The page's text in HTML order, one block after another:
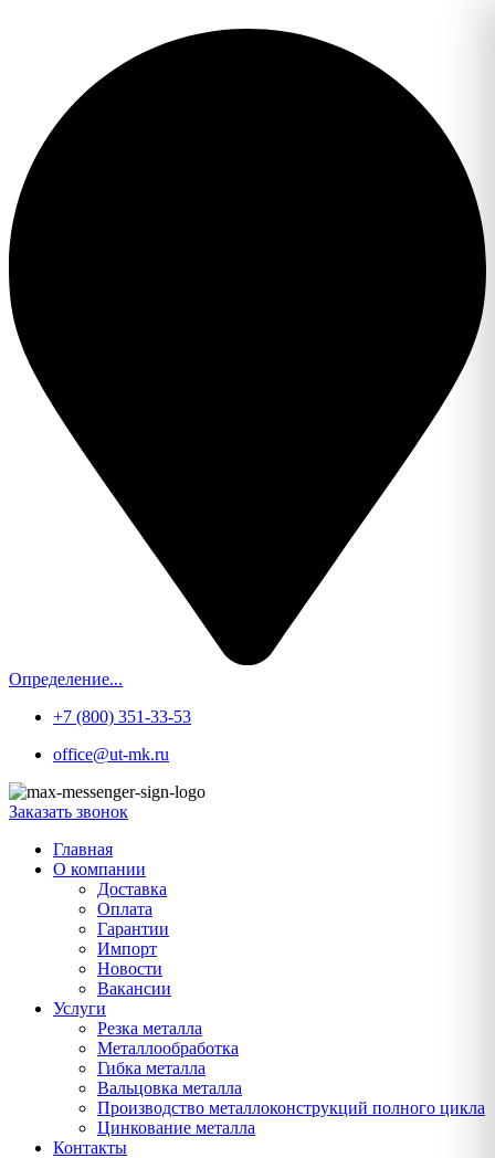
Определение...
+7 (800) 351-33-53
office@ut-mk.ru
Заказать звонок
Главная
О компании
Доставка
Оплата
Гарантии
Импорт
Новости
Вакансии
Услуги
Резка металла
Металлообработка
Гибка металла
Вальцовка металла
Производство металлоконструкций полного цикла
Цинкование металла
Контакты